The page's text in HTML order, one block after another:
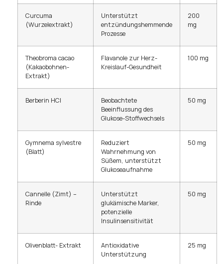
Curcuma
(Wurzelextrakt)
Unterstützt
entzündungshemmende
Prozesse
200
mg
Theobroma cacao
(Kakaobohnen-
Extrakt)
Flavanole zur Herz-
Kreislauf-Gesundheit
100 mg
Berberin HCl
Beobachtete
Beeinflussung des
Glukose-Stoffwechsels
50 mg
Gymnema sylvestre
(Blatt)
Reduziert
Wahrnehmung von
Süßem, unterstützt
Glukoseaufnahme
50 mg
Cannelle (Zimt) –
Rinde
Unterstützt
glukämische Marker,
potenzielle
Insulinsensitivität
50 mg
Olivenblatt- Extrakt
Antioxidative
Unterstützung
25 mg